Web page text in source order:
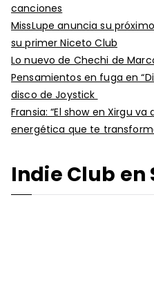
canciones
MissLupe anuncia su
su primer Niceto Club
Lo nuevo de Chechi de
Pensamientos en fuga en
disco de Joystick
Fransia: “El show en Xirgu
energética que te
Indie Club en